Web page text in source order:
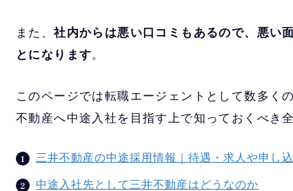
また、社内からは悪い口コミもあるので、悪い
とになります。
このページでは転職エージェントとして数多く
不動産へ中途入社を目指す上で知っておくべき
三井不動産の中途採用情報｜待遇・求人や申し
中途入社先として三井不動産はどうなのか